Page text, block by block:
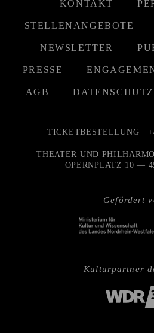
KONTAKT
STELLENANGEBOTE
NEWSLETTER
PRESSE
AGB DATENSCHUTZ
Gefördert
TICKETBESTELLUNG
THEATER UND
OPERNPLATZ 10 —
Kulturpartner